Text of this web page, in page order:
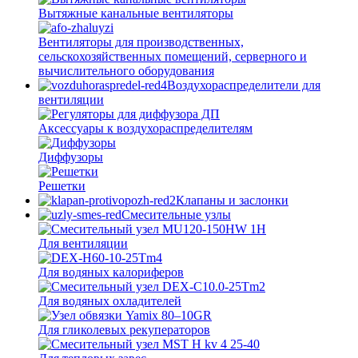
Вытяжные канальные вентиляторы
Вентиляторы для производственных,
сельскохозяйственных помещений, серверного и
вычислительного оборудования
Воздухораспределители для
вентиляции
Аксессуары к воздухораспределителям
Диффузоры
Решетки
Клапаны и заслонки
Смесительные узлы
Для вентиляции
Для водяных калориферов
Для водяных охладителей
Для гликолевых рекуператоров